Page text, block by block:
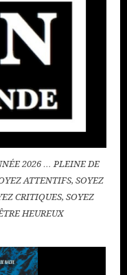
2026 … PLEINE DE
ATTENTIFS, SOYEZ
CRITIQUES, SOYEZ
HEUREUX